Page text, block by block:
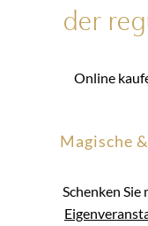
der
Online
Magische
Schenken